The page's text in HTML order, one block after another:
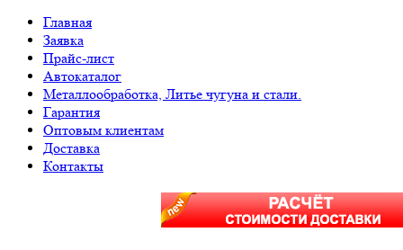
Главная
Заявка
Прайс-лист
Автокаталог
Металлообработка, Литье чугуна и стали.
Гарантия
Оптовым клиентам
Доставка
Контакты